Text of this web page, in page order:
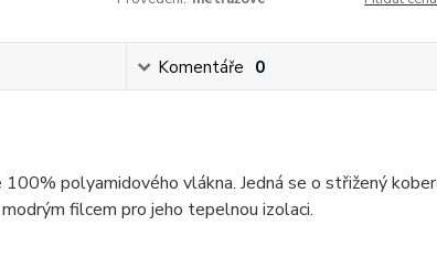
Komentáře 0
100% polyamidového vlákna. Jedná se o střižený
filcem pro jeho tepelnou izolaci.